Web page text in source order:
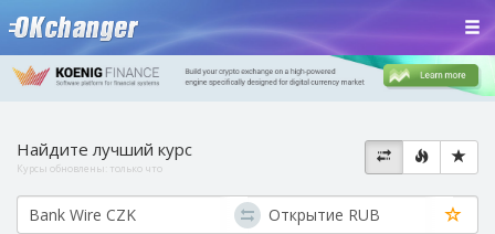
Найдите лучший курс
Курсы обновлены: только что